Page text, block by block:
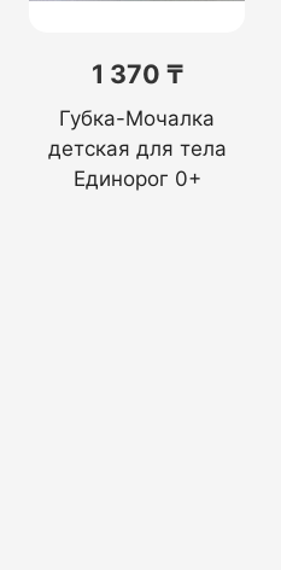
1 370 ₸
Губка-Мочалка
детская для тела
Единорог 0+